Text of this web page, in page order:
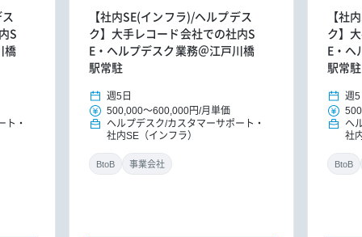
S
橋
ト
【社内SE(インフラ)/ヘルプデス
ク】大手レコード会社での社内S
E・ヘルプデスク業務＠江戸川橋
駅常駐
週5日
500,000～600,000円/月単価
ヘルプデスク/カスタマーサポート
社内SE（インフラ）
BtoB 事業会社
【社
ク】
E・ヘ
駅常駐
週5
ヘ
社
BtoB